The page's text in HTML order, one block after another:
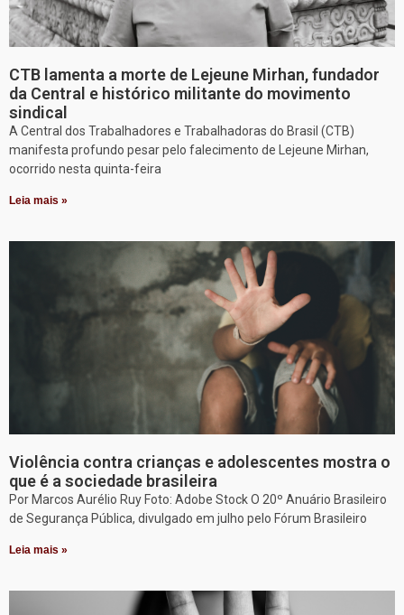
CTB lamenta a morte de Lejeune Mirhan, fundador
da Central e histórico militante do movimento
sindical
A Central dos Trabalhadores e Trabalhadoras do Brasil (CTB)
manifesta profundo pesar pelo falecimento de Lejeune Mirhan,
ocorrido nesta quinta-feira
Leia mais »
Violência contra crianças e adolescentes mostra o
que é a sociedade brasileira
Por Marcos Aurélio Ruy Foto: Adobe Stock O 20º Anuário Brasileiro
de Segurança Pública, divulgado em julho pelo Fórum Brasileiro
Leia mais »